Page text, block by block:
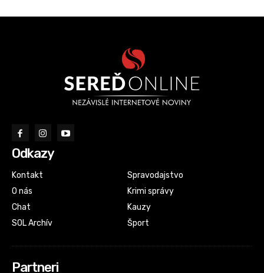
Odkazy
Kontakt
O nás
Chat
SOL Archív
Spravodajstvo
Krimi správy
Kauzy
Šport
Partneri